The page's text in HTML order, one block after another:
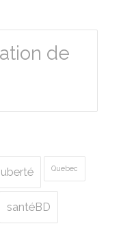
de
Quebec
santéBD